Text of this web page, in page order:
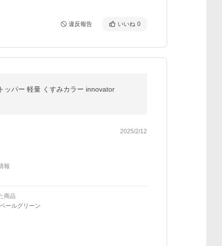
違反報告 いいね 0
ッパー 軽量 くすみカラー innovator
2025/2/12
報
商品
ールグリーン